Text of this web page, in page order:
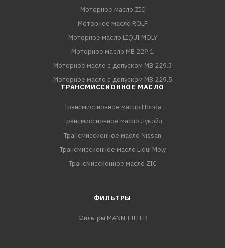
Моторное масло ZIC
Моторное масло ROLF
Моторное масло LIQUI MOLY
Моторное масло MB 229.1
Моторное масло с допуском MB 229.3
Моторное масло с допуском MB 229.5
ТРАНСМИССИОННОЕ МАСЛО
Трансмиссионное масло Honda
Трансмиссионное масло Лукойл
Трансмиссионное масло Nissan
Трансмиссионное масло Liqui Moly
Трансмиссионное масло ZIC
ФИЛЬТРЫ
Фильтры MANN-FILTER